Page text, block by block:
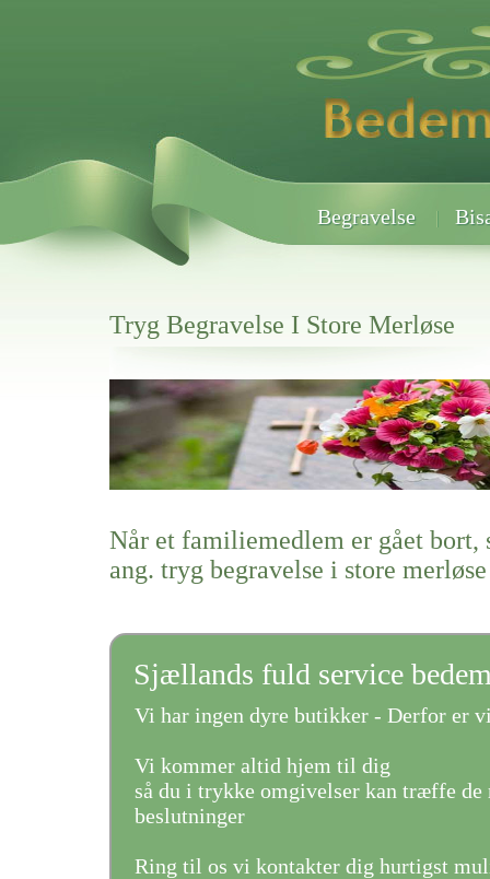
Begravelse
Tryg Begravelse I Store Merløse
Her hos os får du altid en god afslutning når det gælder
Tryg Begravelse I Store Merløse
vi hjælper i alle faser af begravelsel
Når et familiemedlem er gået bort,
ang. tryg begravelse i store merløse
Sjællands fuld service
Vi har ingen dyre butikker - Derfor er
Vi kommer altid hjem til dig
så du i trykke omgivelser kan træffe de
beslutninger
Ring til os vi kontakter dig hurtigst